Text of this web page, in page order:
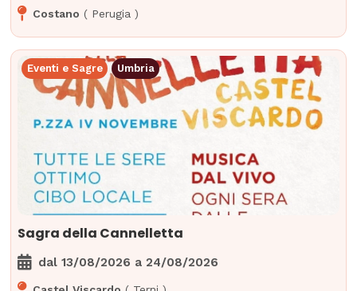
Costano ( Perugia )
Eventi e Sagre Umbria
Sagra della Cannelletta
dal13/08/2026 a 24/08/2026